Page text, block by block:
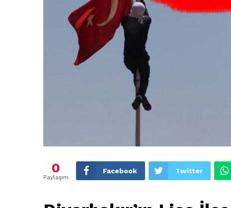
0
Paylaşım
Facebook Twitter